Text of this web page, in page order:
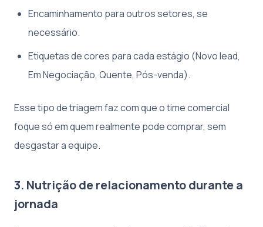
Encaminhamento para outros setores, se
necessário.
Etiquetas de cores para cada estágio (Novo lead,
Em Negociação, Quente, Pós-venda).
Esse tipo de triagem faz com que o time comercial
foque só em quem realmente pode comprar, sem
desgastar a equipe.
3. Nutrição de relacionamento durante a
jornada